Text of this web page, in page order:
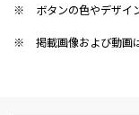
※
ボタンの色やデザイ
※
掲載画像および動画